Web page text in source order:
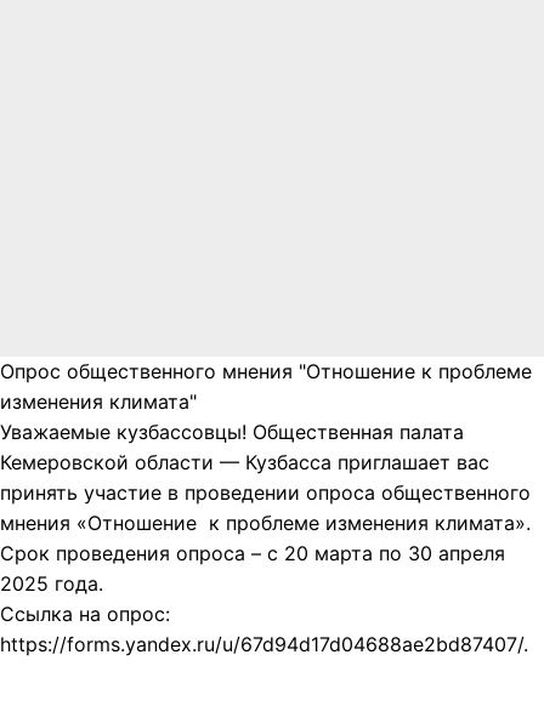
Опрос общественного мнения "Отношение к проблеме
изменения климата"
Уважаемые кузбассовцы! Общественная палата
Кемеровской области — Кузбасса приглашает вас
принять участие в проведении опроса общественного
мнения «Отношение к проблеме изменения климата».
Срок проведения опроса – с 20 марта по 30 апреля
2025 года.
Ссылка на опрос:
https://forms.yandex.ru/u/67d94d17d04688ae2bd87407/.